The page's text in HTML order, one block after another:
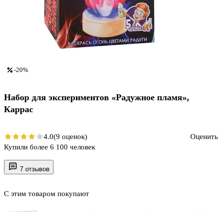
7 отзывов
С этим товаром покупают
-20%
Набор для экспериментов «Радужное пламя»,
Каррас
4.0(9 оценок)
Оценить
Купили более 6 100 человек